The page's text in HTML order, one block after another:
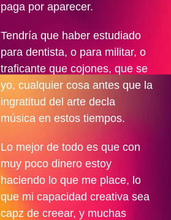
paga por aparecer.
Tendría que haber estudiado
para dentista, o para militar, o
traficante que cojones, que se
yo, cualquier cosa antes que la
ingratitud del arte decla
música en estos tiempos.
Lo mejor de todo es que con
muy poco dinero estoy
haciendo lo que me place, lo
que mi capacidad creativa sea
capz de creear, y muchas